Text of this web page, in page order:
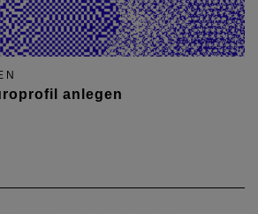
anlegen